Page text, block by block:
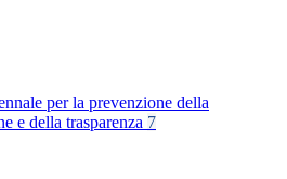
per la prevenzione della
e della trasparenza 7